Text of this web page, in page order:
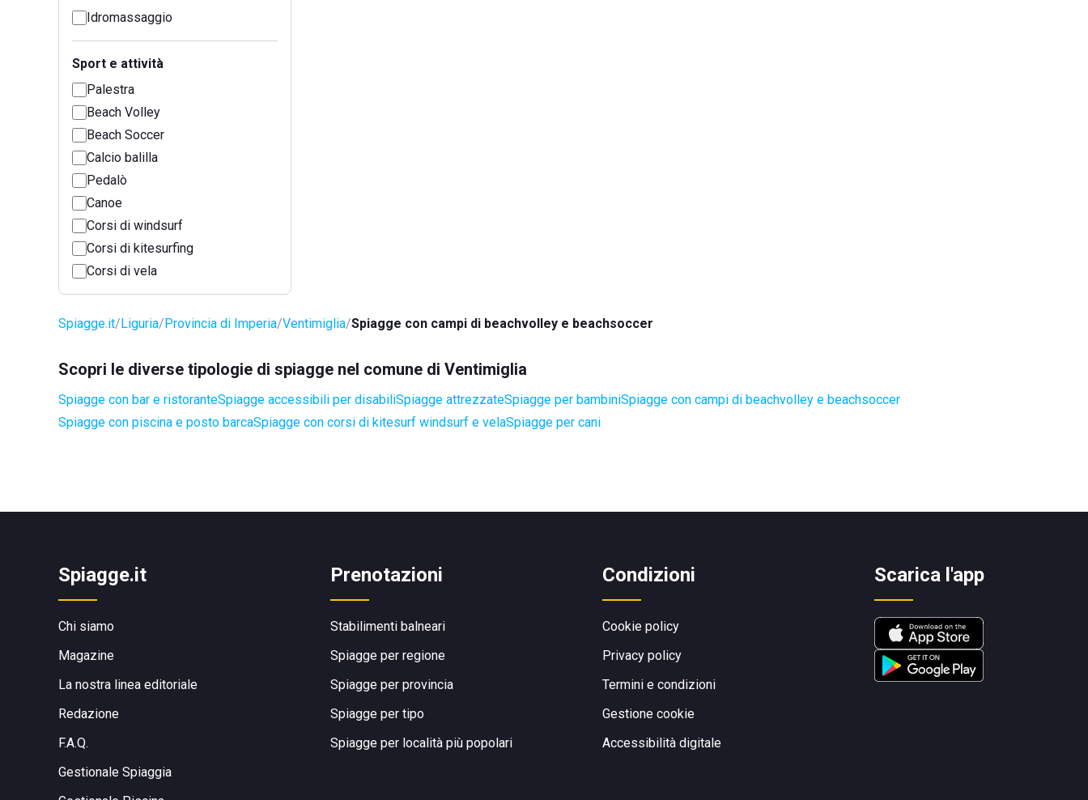
Idromassaggio
Sport e attività
Palestra
Beach Volley
Beach Soccer
Calcio balilla
Pedalò
Canoe
Corsi di windsurf
Corsi di kitesurfing
Corsi di vela
Spiagge.it Liguria Provincia di Imperia Ventimiglia Spiagge con campi di beachvolley e beachsoccer
Scopri le diverse tipologie di spiagge nel comune di Ventimiglia
Spiagge con bar e ristoranteSpiagge accessibili per disabiliSpiagge attrezzateSpiagge per bambiniSpiagge con campi di beachvolley e beachsoccer
Spiagge con piscina e posto barcaSpiagge con corsi di kitesurf windsurf e velaSpiagge per cani
Spiagge.it
Chi siamo
Magazine
La nostra linea editoriale
Redazione
F.A.Q.
Gestionale Spiaggia
Prenotazioni
Stabilimenti balneari
Spiagge per regione
Spiagge per provincia
Spiagge per tipo
Spiagge per località più popolari
Condizioni
Cookie policy
Privacy policy
Termini e condizioni
Gestione cookie
Accessibilità digitale
Scarica l'app